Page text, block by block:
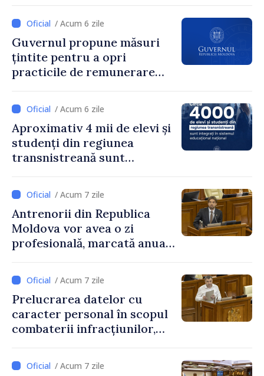
/ Acum 6 zile
Guvernul propune măsuri
țintite pentru a opri
practicile de remunerare
/ Acum 6 zile
Aproximativ 4 mii de elevi și
studenți din regiunea
transnistreană sunt
educațional național
/ Acum 7 zile
Antrenorii din Republica
Moldova vor avea o zi
profesională, marcată anual
/ Acum 7 zile
Prelucrarea datelor cu
caracter personal în scopul
combaterii infracțiunilor,
/ Acum 7 zile